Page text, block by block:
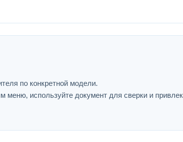
по конкретной модели.
используйте документ для сверки и